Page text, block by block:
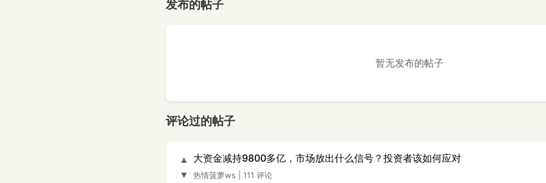
发布的帖子
暂无发布的帖子
评论过的帖子
▲
▼
大资金减持9800多亿，市场放出什么信号？投资者该如何应对
热情菠萝ws 111 评论